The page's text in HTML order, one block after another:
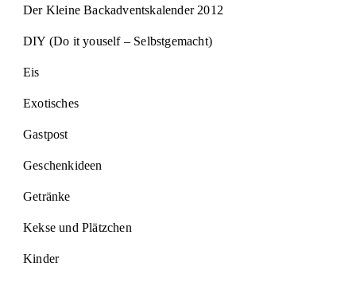
Der Kleine Backadventskalender 2012
DIY (Do it youself – Selbstgemacht)
Eis
Exotisches
Gastpost
Geschenkideen
Getränke
Kekse und Plätzchen
Kinder